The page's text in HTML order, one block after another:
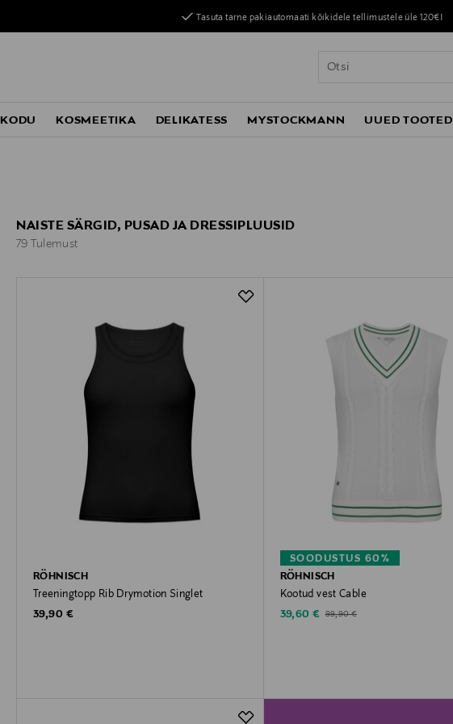
Tasuta tarne pakiautomaati kõikidele tellimustele üle 120€!
KODU KOSMEETIKA DELIKATESS MYSTOCKMANN UUED TOOTED
NAISTE SÄRGID, PUSAD JA DRESSIPLUUSID
79 Tulemust
RÖHNISCH
Treeningtopp Rib Drymotion Singlet
Original Price
39,90 €
SOODUSTUS 60%
RÖHNISCH
Kootud vest Cable
Discounted Price
39,60 € Original Price
99,90 €